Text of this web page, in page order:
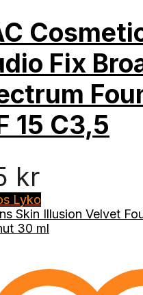
Fix
15 C3,5
kr
Lyko